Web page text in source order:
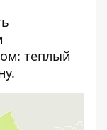
теплый